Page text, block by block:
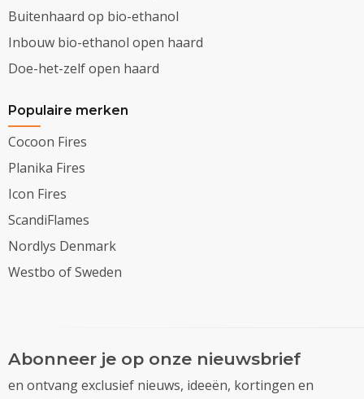
Buitenhaard op bio-ethanol
Inbouw bio-ethanol open haard
Doe-het-zelf open haard
Populaire merken
Cocoon Fires
Planika Fires
Icon Fires
ScandiFlames
Nordlys Denmark
Westbo of Sweden
Abonneer je op onze nieuwsbrief
en ontvang exclusief nieuws, ideeën, kortingen en